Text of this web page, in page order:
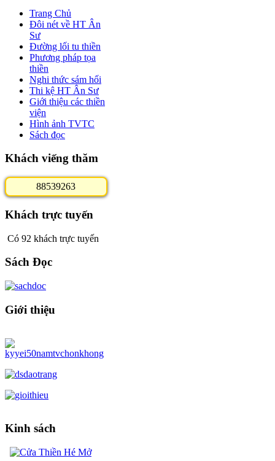
Trang Chủ
Đôi nét về HT Ân
Sư
Đường lối tu thiền
Phương pháp tọa
thiền
Nghi thức sám hối
Thi kệ HT Ân Sư
Giới thiệu các thiền
viện
Hình ảnh TVTC
Sách đọc
Khách viếng thăm
88539263
Khách trực tuyến
Có 92 khách trực tuyến
Sách Đọc
Giới thiệu
Kinh sách